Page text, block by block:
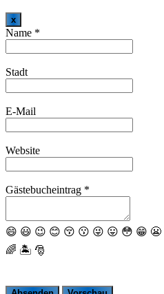
xDieses
Formular
ausblenden
Name *
Stadt
E-Mail
Website
Gästebucheintrag *
😄 😃 😉 😊 😚 😗 😜 😛 😳 😁 😬
🌈 🏝 🎅